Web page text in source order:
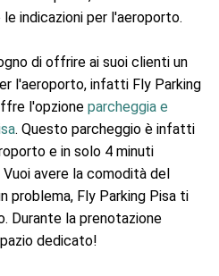
indicazioni per l'aeroporto.
di offrire ai suoi clienti un
l'aeroporto, infatti Fly Parking
l'opzione parcheggia e
. Questo parcheggio è infatti
e in solo 4 minuti
avere la comodità del
problema, Fly Parking Pisa ti
Durante la prenotazione
dedicato!